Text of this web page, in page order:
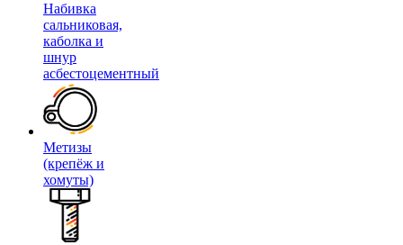
Набивка
сальниковая,
каболка и
шнур
асбестоцементный
Метизы
(крепёж и
хомуты)